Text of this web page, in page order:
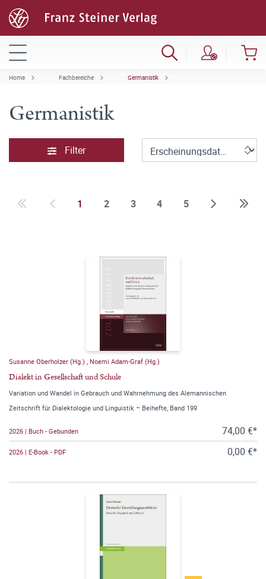
Home Fachbereiche Germanistik
Germanistik
Filter
1 2 3 4 5
Susanne Oberholzer (Hg.) , Noemi Adam-Graf (Hg.)
Dialekt in Gesellschaft und Schule
Variation und Wandel in Gebrauch und Wahrnehmung des Alemannischen
Zeitschrift für Dialektologie und Linguistik – Beihefte, Band 199
2026 | Buch - Gebunden 74,00 €*
2026 | E-Book - PDF 0,00 €*